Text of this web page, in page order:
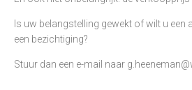
Is uw belangstelling gewekt of wilt u
een bezichtiging?
Stuur dan een e-mail naar